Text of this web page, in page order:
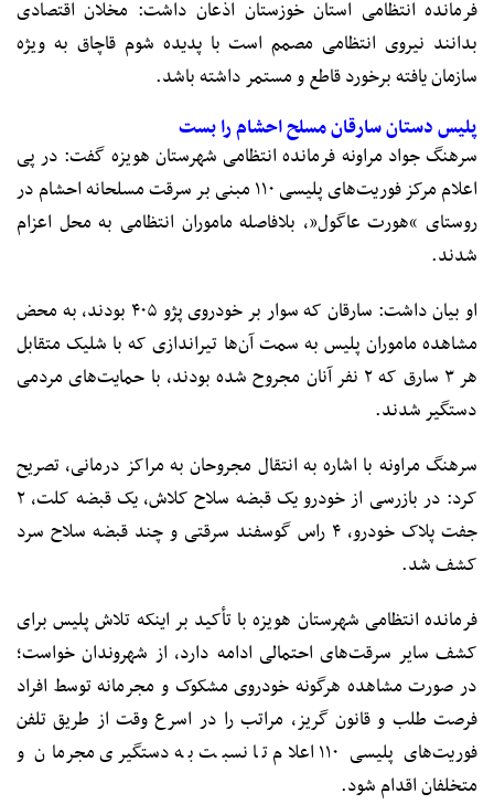
فرمانده انتظامی استان خوزستان اذعان داشت: مخلان اقتصادی
بدانند نیروی انتظامی مصمم است با پدیده شوم قاچاق به ویژه
سازمان یافته برخورد قاطع و مستمر داشته باشد.
پلیس دستان سارقان مسلح احشام را بست
سرهنگ جواد مراونه فرمانده انتظامی شهرستان هویزه گفت: در پی
اعلام مرکز فوریت‌های پلیسی ۱۱۰ مبنی بر سرقت مسلحانه احشام در
روستای “هورت عاگول”، بلافاصله ماموران انتظامی به محل اعزام
شدند.
او بیان داشت: سارقان که سوار بر خودروی پژو ۴۰۵ بودند، به محض
مشاهده ماموران پلیس به سمت آن‌ها تیراندازی که با شلیک متقابل
هر ۳ سارق که ۲ نفر آنان مجروح شده بودند، با حمایت‌های مردمی
دستگیر شدند.
سرهنگ مراونه با اشاره به انتقال مجروحان به مراکز درمانی، تصریح
کرد: در بازرسی از خودرو یک قبضه سلاح کلاش، یک قبضه کلت، ۲
جفت پلاک خودرو، ۴ راس گوسفند سرقتی و چند قبضه سلاح سرد
کشف شد.
فرمانده انتظامی شهرستان هویزه با تأکید بر اینکه تلاش پلیس برای
کشف سایر سرقت‌های احتمالی ادامه دارد، از شهروندان خواست؛
در صورت مشاهده هرگونه خودروی مشکوک و مجرمانه توسط افراد
فرصت طلب و قانون گریز، مراتب را در اسرع وقت از طریق تلفن
فوریت‌های پلیسی ۱۱۰ اعلام تا نسبت به دستگیری مجرمان و
متخلفان اقدام شود.